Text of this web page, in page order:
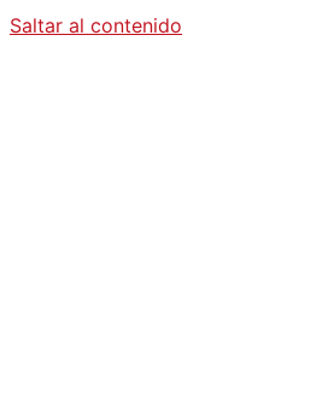
Saltar al contenido